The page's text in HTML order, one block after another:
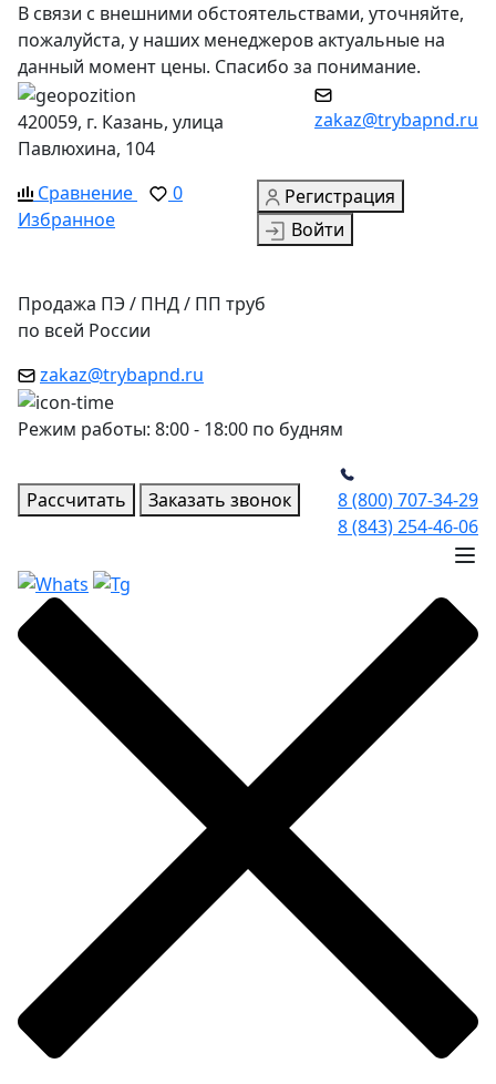
В связи с внешними обстоятельствами, уточняйте,
пожалуйста, у наших менеджеров актуальные на
данный момент цены. Спасибо за понимание.
420059, г. Казань, улица
Павлюхина, 104
zakaz@trybapnd.ru
Сравнение
0
Избранное
Регистрация
Войти
Продажа ПЭ / ПНД / ПП труб
по всей России
zakaz@trybapnd.ru
Режим работы: 8:00 - 18:00 по будням
Рассчитать Заказать звонок
8 (800) 707-34-29
8 (843) 254-46-06